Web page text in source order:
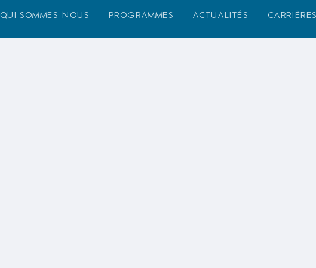
qui sommes-nous programmes actualités carrières